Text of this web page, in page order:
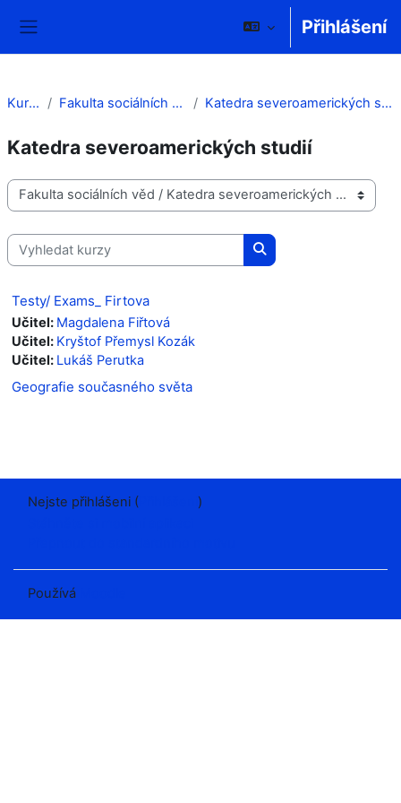
Přihlášení
Kurzy Fakulta sociálních věd Katedra severoamerických studií
Katedra severoamerických studií
Kategorie kurzů
Vyhledat kurzy
Vyhledat kurzy
Testy/ Exams_ Firtova
Učitel: Magdalena Fiřtová
Učitel: Kryštof Přemysl Kozák
Učitel: Lukáš Perutka
Geografie současného světa
Nejste přihlášeni (
)
Používá